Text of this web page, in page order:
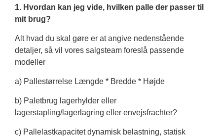
1. Hvordan kan jeg vide, hvilken palle der passer til
mit brug?
Alt hvad du skal gøre er at angive nedenstående
detaljer, så vil vores salgsteam foreslå passende
modeller
a) Pallestørrelse Længde * Bredde * Højde
b) Paletbrug lagerhylder eller
lagerstapling/lagerlagring eller envejsfrachter?
c) Pallelastkapacitet dynamisk belastning, statisk